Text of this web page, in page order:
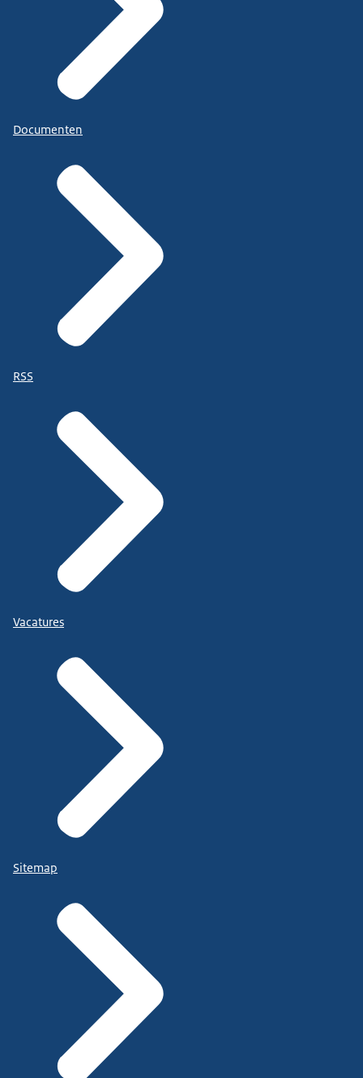
Documenten
RSS
Vacatures
Sitemap